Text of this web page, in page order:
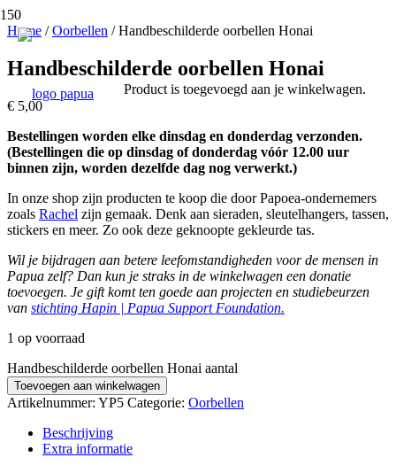
Product is toegevoegd aan je winkelwagen.
Home /Oorbellen / Handbeschilderde oorbellen Honai
Handbeschilderde oorbellen Honai
€ 5,00
Bestellingen worden elke dinsdag en donderdag verzonden.
(Bestellingen die op dinsdag of donderdag vóór 12.00 uur
binnen zijn, worden dezelfde dag nog verwerkt.)
In onze shop zijn producten te koop die door Papoea-ondernemers
zoals Rachel zijn gemaak. Denk aan sieraden, sleutelhangers, tassen,
stickers en meer. Zo ook deze geknoopte gekleurde tas.
Wil je bijdragen aan betere leefomstandigheden voor de mensen in
Papua zelf? Dan kun je straks in de winkelwagen een donatie
toevoegen. Je gift komt ten goede aan projecten en studiebeurzen
van stichting Hapin | Papua Support Foundation.
1 op voorraad
Handbeschilderde oorbellen Honai aantal
Toevoegen aan winkelwagen
Artikelnummer: YP5 Categorie: Oorbellen
Beschrijving
Extra informatie